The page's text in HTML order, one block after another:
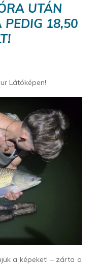
UTÁN
PEDIG 18,50
Látóképen!
a képeket! – zárta a